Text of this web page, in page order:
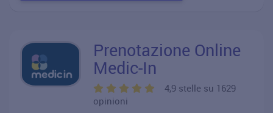
Prenotazione Online
Medic-In
4,9 stelle su 1629
opinioni